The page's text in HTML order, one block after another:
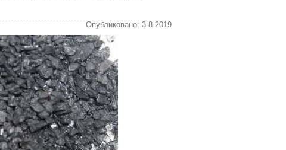
Опубликовано: 3.8.2019